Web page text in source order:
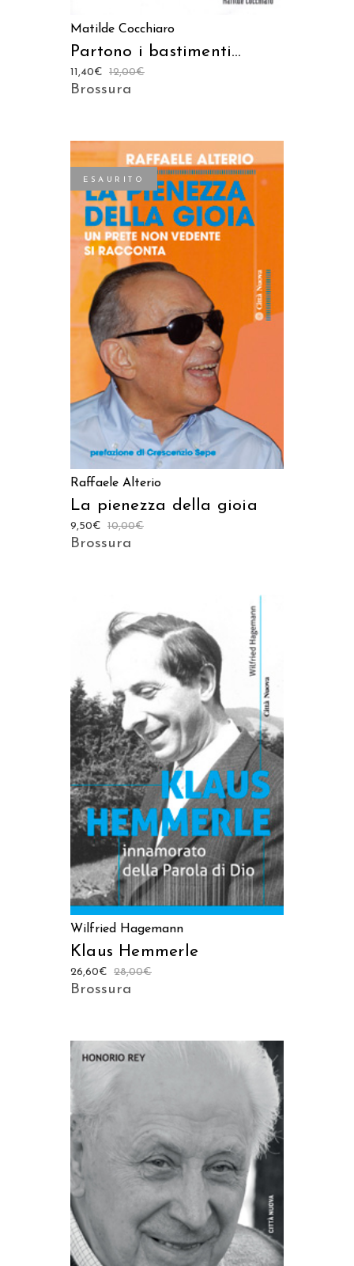
Matilde Cocchiaro
Partono i bastimenti…
12,00€
11,40€
Brossura
ESAURITO
LEGGI TUTTO
Raffaele Alterio
La pienezza della gioia
10,00€
9,50€
Brossura
AGGIUNGI AL CARRELLO
Wilfried Hagemann
Klaus Hemmerle
28,00€
26,60€
Brossura
AGGIUNGI AL CARRELLO